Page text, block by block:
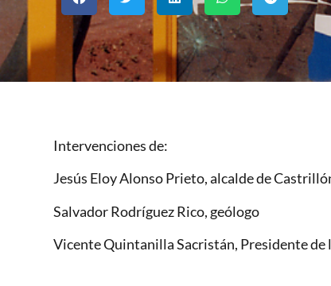
Intervenciones de:
Jesús Eloy Alonso Prieto, alcalde de
Salvador Rodríguez Rico, geólogo
Vicente Quintanilla Sacristán, Presidente de